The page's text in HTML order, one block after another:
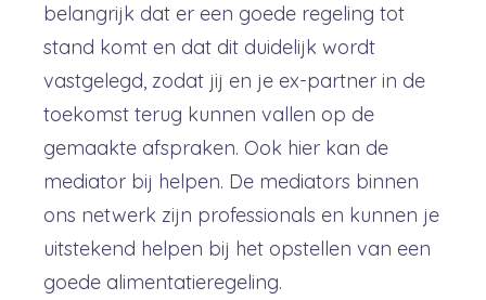
belangrijk dat er een goede regeling tot
stand komt en dat dit duidelijk wordt
vastgelegd, zodat jij en je ex-partner in de
toekomst terug kunnen vallen op de
gemaakte afspraken. Ook hier kan de
mediator bij helpen. De mediators binnen
ons netwerk zijn professionals en kunnen je
uitstekend helpen bij het opstellen van een
goede alimentatieregeling.